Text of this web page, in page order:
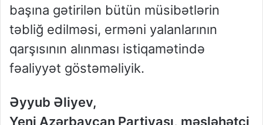
başına gətirilən bütün müsibətlərin
təbliğ edilməsi, erməni yalanlarının
qarşısının alınması istiqamətində
fəaliyyət göstəməliyik.
Əyyub Əliyev,
Yeni Azərbaycan Partiyası, məsləhətçi